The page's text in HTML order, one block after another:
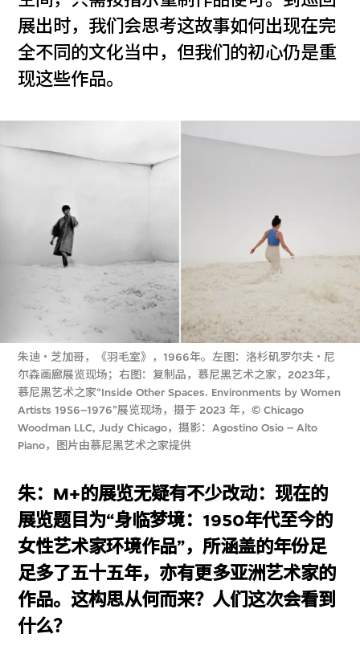
展出时，我们会思考这故事如何出现在完
全不同的文化当中，但我们的初心仍是重
现这些作品。
朱迪・芝加哥，《羽毛室》，1966年。左图：洛杉矶罗尔夫・尼
尔森画廊展览现场；右图：复制品，慕尼黑艺术之家，2023年，
慕尼黑艺术之家“Inside Other Spaces. Environments by Women
Artists 1956–1976”展览现场，摄于 2023 年，© Chicago
Woodman LLC, Judy Chicago，摄影：Agostino Osio – Alto
Piano，图片由慕尼黑艺术之家提供
朱：M+的展览无疑有不少改动：现在的
展览题目为“身临梦境：1950年代至今的
女性艺术家环境作品”，所涵盖的年份足
足多了五十五年，亦有更多亚洲艺术家的
作品。这构思从何而来？人们这次会看到
什么？